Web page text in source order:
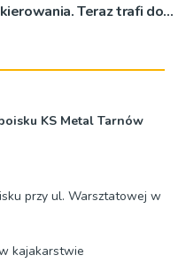
kierowania. Teraz trafi do
KS Metal Tarnów
przy ul. Warsztatowej w
kajakarstwie